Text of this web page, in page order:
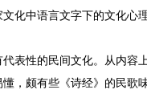
化中语言文字下的文化心理
表性的民间文化。从内容
，颇有些《诗经》的民歌